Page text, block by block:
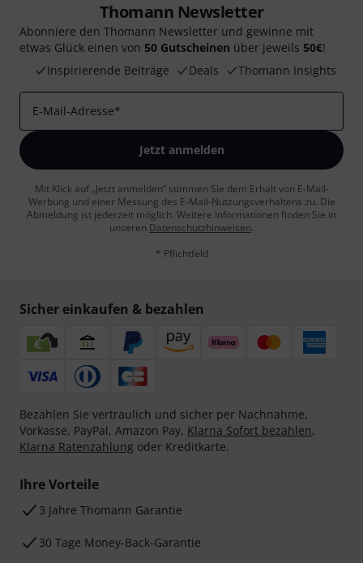
Thomann Newsletter
Abonniere den Thomann Newsletter und gewinne mit
etwas Glück einen von 50 Gutscheinen über jeweils 50€!
Inspirierende Beiträge
Deals Thomann Insights
E-Mail-Adresse*
Jetzt anmelden
Mit Klick auf „Jetzt anmelden“ stimmen Sie dem Erhalt von E-Mail-
Werbung und einer Messung des E-Mail-Nutzungsverhaltens zu. Die
Abmeldung ist jederzeit möglich. Weitere Informationen finden Sie in
unseren Datenschutzhinweisen.
* Pflichtfeld
Sicher einkaufen & bezahlen
Bezahlen Sie vertraulich und sicher per Nachnahme,
Vorkasse, PayPal, Amazon Pay, Klarna Sofort bezahlen,
Klarna Ratenzahlung oder Kreditkarte.
Ihre Vorteile
3 Jahre Thomann Garantie
30 Tage Money-Back-Garantie